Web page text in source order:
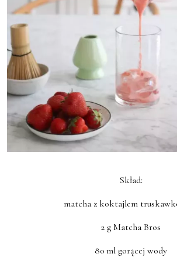
Skład:
matcha z koktajlem
2 g Matcha Bros
80 ml gorącej wody